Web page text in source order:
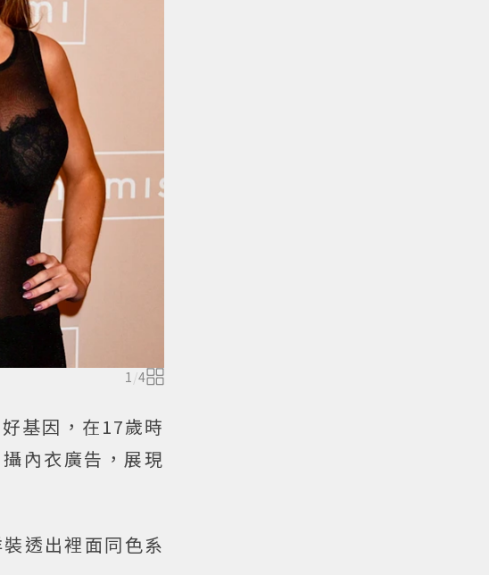
1 /4
基因，在17歲時
內衣廣告，展現
透出裡面同色系